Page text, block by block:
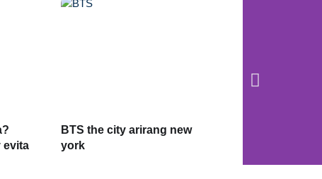
evita
BTS the city arirang new
york